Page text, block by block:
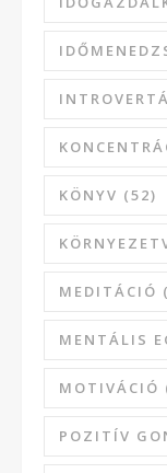
KÖNYV (52)
MEDITÁCIÓ
MENTÁLIS
MOTIVÁCIÓ
POZITÍV